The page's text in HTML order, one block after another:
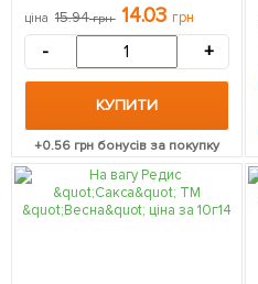
ціна 15.94грн 14.03 грн
- +
КУПИТИ
+0.56 грн бонусів за покупку